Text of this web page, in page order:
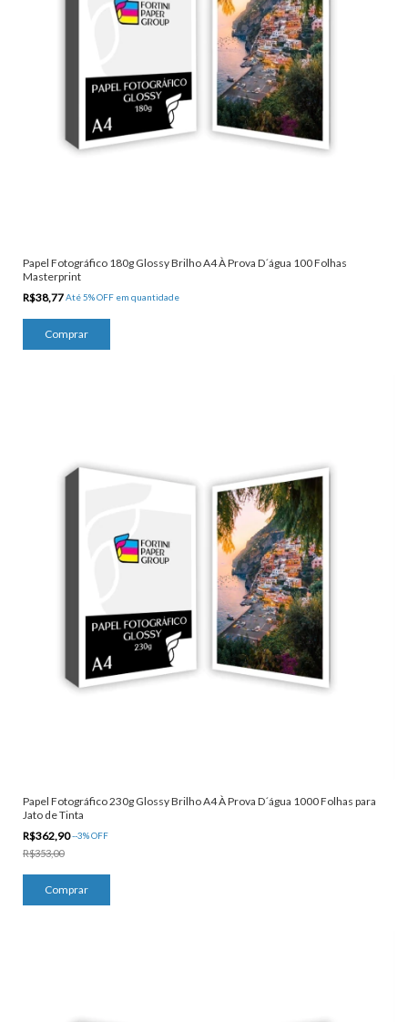
Papel Fotográfico 180g Glossy Brilho A4 À Prova D´água 100 Folhas
Masterprint
R$38,77Até 5% OFF em quantidade
Papel Fotográfico 230g Glossy Brilho A4 À Prova D´água 1000 Folhas para
Jato de Tinta
R$362,90--3%OFF
R$353,00